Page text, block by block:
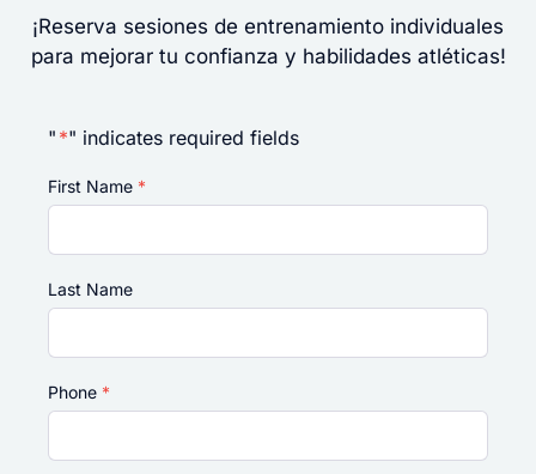
¡Reserva sesiones de entrenamiento individuales
para mejorar tu confianza y habilidades atléticas!
" *" indicates required fields
First Name *
Last Name
Phone *